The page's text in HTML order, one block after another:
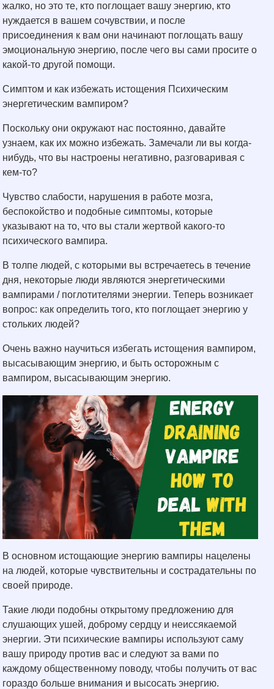
жалко, но это те, кто поглощает вашу энергию, кто
нуждается в вашем сочувствии, и после
присоединения к вам они начинают поглощать вашу
эмоциональную энергию, после чего вы сами просите о
какой-то другой помощи.
Симптом и как избежать истощения Психическим
энергетическим вампиром?
Поскольку они окружают нас постоянно, давайте
узнаем, как их можно избежать. Замечали ли вы когда-
нибудь, что вы настроены негативно, разговаривая с
кем-то?
Чувство слабости, нарушения в работе мозга,
беспокойство и подобные симптомы, которые
указывают на то, что вы стали жертвой какого-то
психического вампира.
В толпе людей, с которыми вы встречаетесь в течение
дня, некоторые люди являются энергетическими
вампирами / поглотителями энергии. Теперь возникает
вопрос: как определить того, кто поглощает энергию у
стольких людей?
Очень важно научиться избегать истощения вампиром,
высасывающим энергию, и быть осторожным с
вампиром, высасывающим энергию.
В основном истощающие энергию вампиры нацелены
на людей, которые чувствительны и сострадательны по
своей природе.
Такие люди подобны открытому предложению для
слушающих ушей, доброму сердцу и неиссякаемой
энергии. Эти психические вампиры используют саму
вашу природу против вас и следуют за вами по
каждому общественному поводу, чтобы получить от вас
гораздо больше внимания и высосать энергию.